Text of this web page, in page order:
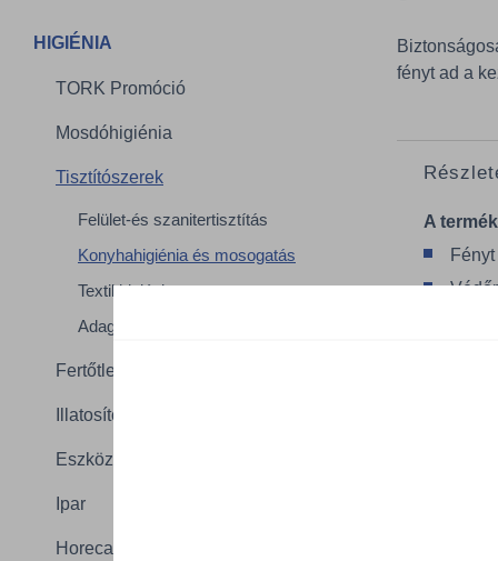
HIGIÉNIA
TORK Promóció
Mosdóhigiénia
Tisztítószerek
Felület-és szanitertisztítás
Konyhahigiénia és mosogatás
Textil higiénia
Adagoló és kiegészítők
Fertőtlenítőszerek
Illatosítók
Eszközök
Ipar
Horeca
fényt ad a
A
Fényt